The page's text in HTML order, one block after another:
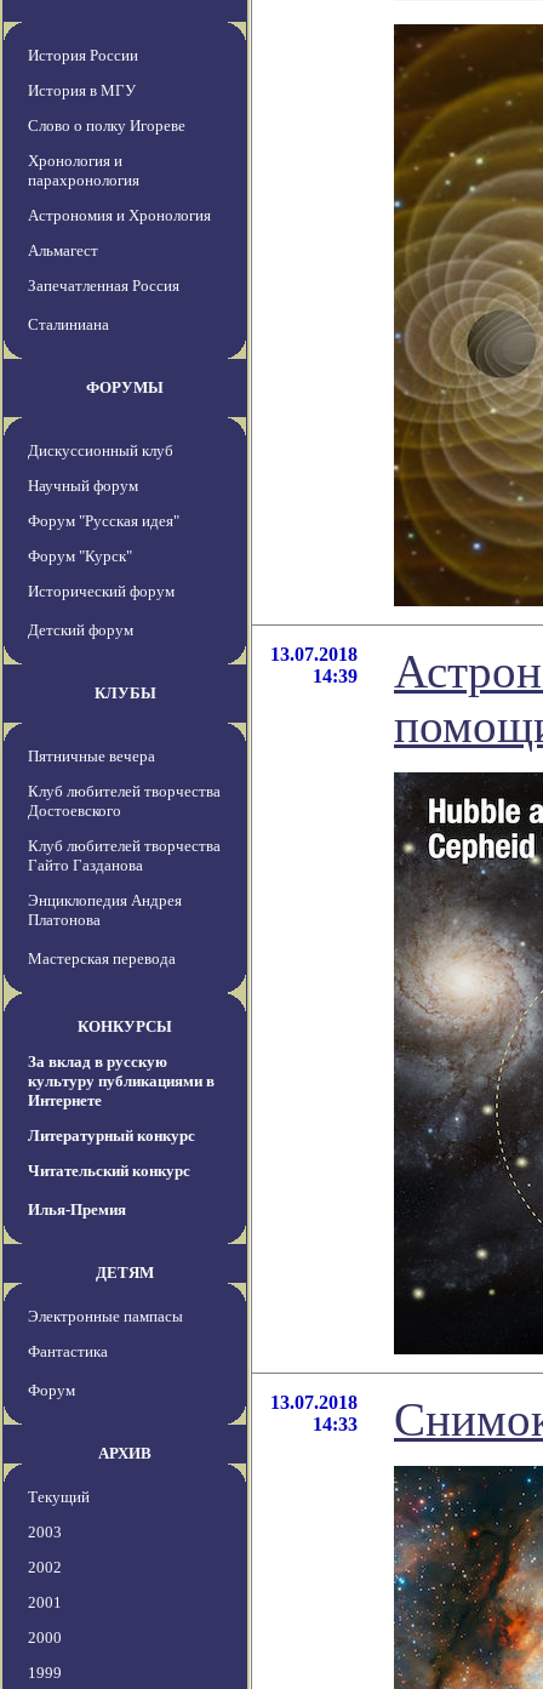
История России
История в МГУ
Слово о полку Игореве
Хронология и
парахронология
Астрономия и Хронология
Альмагест
Запечатленная Россия
Сталиниана
ФОРУМЫ
Дискуссионный клуб
Научный форум
Форум "Русская идея"
Форум "Курск"
Исторический форум
Детский форум
КЛУБЫ
Пятничные вечера
Клуб любителей творчества
Достоевского
Клуб любителей творчества
Гайто Газданова
Энциклопедия Андрея
Платонова
Мастерская перевода
КОНКУРСЫ
За вклад в русскую
культуру публикациями в
Интернете
Литературный конкурс
Читательский конкурс
Илья-Премия
ДЕТЯМ
Электронные пампасы
Фантастика
Форум
АРХИВ
Текущий
2003
2002
2001
2000
1999
13.07.2018
14:39
13.07.2018
14:33